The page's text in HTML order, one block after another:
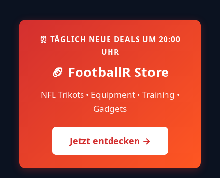
⏰ TÄGLICH NEUE DEALS UM 20:00
UHR
🏈 FootballR Store
NFL Trikots • Equipment • Training •
Gadgets
Jetzt entdecken →